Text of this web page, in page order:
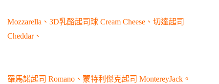
Mozzarella、3D乳酪起司球 Cream Cheese、切達起司
Cheddar、
羅馬諾起司 Romano、蒙特利傑克起司 MontereyJack。